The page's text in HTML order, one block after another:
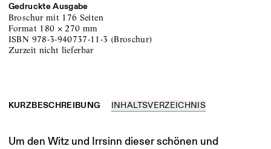
Gedruckte Ausgabe
Broschur mit 176 Seiten
Format 180 × 270 mm
ISBN 978-3-940737-11-3 (Broschur)
zurzeit nicht lieferbar
KURZBESCHREIBUNG INHALTSVERZEICHNIS
Um den Witz und Irrsinn dieser schönen und